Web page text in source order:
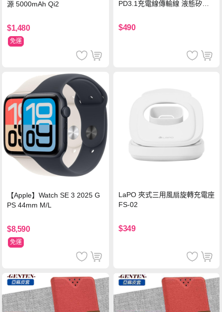
源 5000mAh Qi2
$1,480
免運
PD3.1充電線傳輸線 液態矽膠
機/平板/筆電
$490
【Apple】Watch SE 3 2025 G
PS 44mm M/L
$8,590
免運
LaPO 夾式三用風扇旋轉充電座
FS-02
$349